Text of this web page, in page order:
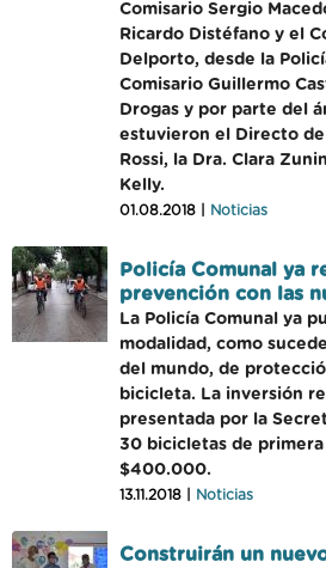
Comisario Sergio
Ricardo Distéfano y el
Delporto, desde la
Comisario Guillermo
Drogas y por parte del
estuvieron el Directo de
Rossi, la Dra. Clara
Kelly.
01.08.2018 | Noticias
Policía Comunal ya
prevención con las
La Policía Comunal ya
modalidad, como
del mundo, de
bicicleta. La inversión
presentada por la
30 bicicletas de
$400.000.
13.11.2018 | Noticias
Construirán un